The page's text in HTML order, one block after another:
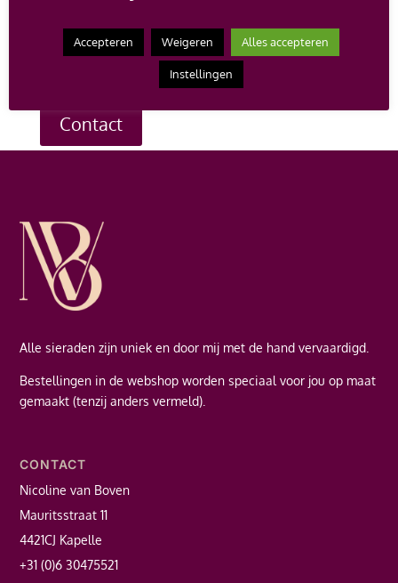
wil je een afspraak maken om te komen passen? Neem
dan contact met me op en ik help je graag verder.
Contact
Alle sieraden zijn uniek en door mij met de hand vervaardigd.
Bestellingen in de webshop worden speciaal voor jou op maat
gemaakt (tenzij anders vermeld).
CONTACT
Nicoline van Boven
Mauritsstraat 11
4421CJ Kapelle
+31 (0)6 30475521
Accepteren Weigeren Alles accepteren
Instellingen